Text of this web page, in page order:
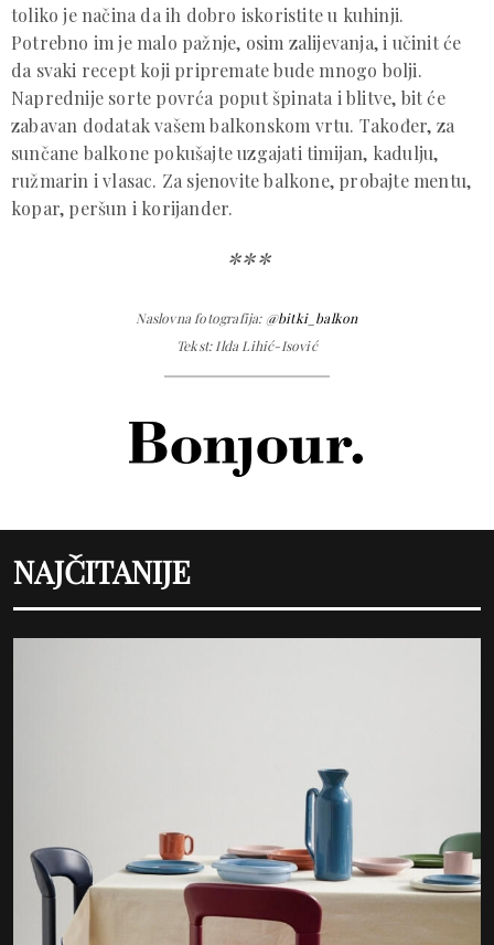
toliko je načina da ih dobro iskoristite u kuhinji.
Potrebno im je malo pažnje, osim zalijevanja, i učinit će
da svaki recept koji pripremate bude mnogo bolji.
Naprednije sorte povrća poput špinata i blitve, bit će
zabavan dodatak vašem balkonskom vrtu. Također, za
sunčane balkone pokušajte uzgajati timijan, kadulju,
ružmarin i vlasac. Za sjenovite balkone, probajte mentu,
kopar, peršun i korijander.
***
Naslovna fotografija: @bitki_balkon
Tekst: Ilda Lihić-Isović
NAJČITANIJE